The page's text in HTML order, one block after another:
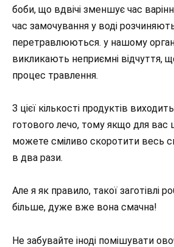
боби, що вдвічі зменшує час
час замочування у воді
перетравлюються. у нашому
викликають неприємні відчуття,
процес травлення.
З цієї кількості продуктів виходить
готового лечо, тому якщо для вас
можете сміливо скоротити весь
в два рази.
Але я як правило, такої заготівлі
більше, дуже вже вона смачна!
Не забувайте іноді помішувати